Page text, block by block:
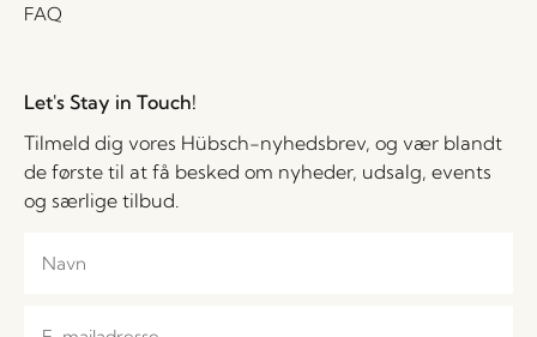
FAQ
Let's Stay in Touch!
Tilmeld dig vores Hübsch-nyhedsbrev, og vær blandt
de første til at få besked om nyheder, udsalg, events
og særlige tilbud.